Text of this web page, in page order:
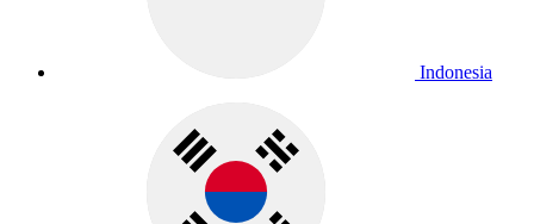
Indonesia